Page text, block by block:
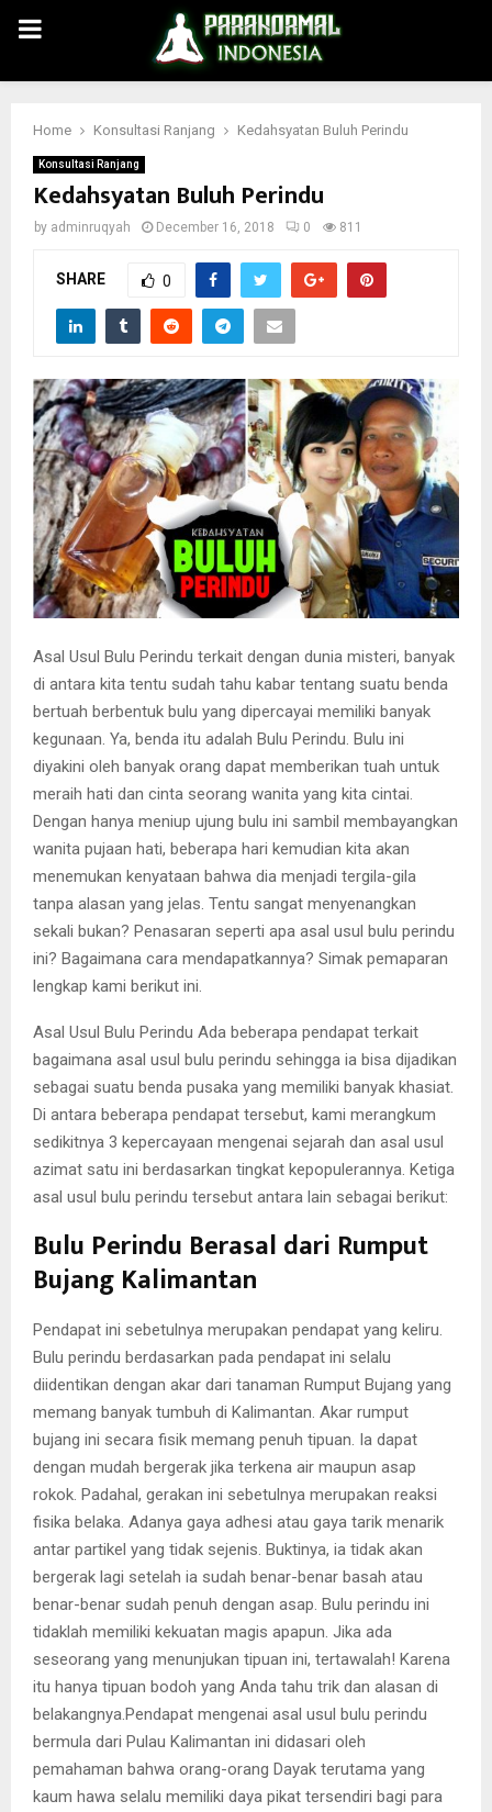
PRIMARY
MENU
Home Konsultasi Ranjang Kedahsyatan Buluh Perindu
Konsultasi Ranjang
Kedahsyatan Buluh Perindu
by adminruqyah December 16, 2018 0 811
SHARE 0
Asal Usul Bulu Perindu terkait dengan dunia misteri, banyak
di antara kita tentu sudah tahu kabar tentang suatu benda
bertuah berbentuk bulu yang dipercayai memiliki banyak
kegunaan. Ya, benda itu adalah Bulu Perindu. Bulu ini
diyakini oleh banyak orang dapat memberikan tuah untuk
meraih hati dan cinta seorang wanita yang kita cintai.
Dengan hanya meniup ujung bulu ini sambil membayangkan
wanita pujaan hati, beberapa hari kemudian kita akan
menemukan kenyataan bahwa dia menjadi tergila-gila
tanpa alasan yang jelas. Tentu sangat menyenangkan
sekali bukan? Penasaran seperti apa asal usul bulu perindu
ini? Bagaimana cara mendapatkannya? Simak pemaparan
lengkap kami berikut ini.
Asal Usul Bulu Perindu Ada beberapa pendapat terkait
bagaimana asal usul bulu perindu sehingga ia bisa dijadikan
sebagai suatu benda pusaka yang memiliki banyak khasiat.
Di antara beberapa pendapat tersebut, kami merangkum
sedikitnya 3 kepercayaan mengenai sejarah dan asal usul
azimat satu ini berdasarkan tingkat kepopulerannya. Ketiga
asal usul bulu perindu tersebut antara lain sebagai berikut:
Bulu Perindu Berasal dari Rumput
Bujang Kalimantan
Pendapat ini sebetulnya merupakan pendapat yang keliru.
Bulu perindu berdasarkan pada pendapat ini selalu
diidentikan dengan akar dari tanaman Rumput Bujang yang
memang banyak tumbuh di Kalimantan. Akar rumput
bujang ini secara fisik memang penuh tipuan. Ia dapat
dengan mudah bergerak jika terkena air maupun asap
rokok. Padahal, gerakan ini sebetulnya merupakan reaksi
fisika belaka. Adanya gaya adhesi atau gaya tarik menarik
antar partikel yang tidak sejenis. Buktinya, ia tidak akan
bergerak lagi setelah ia sudah benar-benar basah atau
benar-benar sudah penuh dengan asap. Bulu perindu ini
tidaklah memiliki kekuatan magis apapun. Jika ada
seseorang yang menunjukan tipuan ini, tertawalah! Karena
itu hanya tipuan bodoh yang Anda tahu trik dan alasan di
belakangnya.Pendapat mengenai asal usul bulu perindu
bermula dari Pulau Kalimantan ini didasari oleh
pemahaman bahwa orang-orang Dayak terutama yang
kaum hawa selalu memiliki daya pikat tersendiri bagi para